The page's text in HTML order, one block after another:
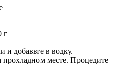
г
и добавьте в водку.
прохладном месте. Процедите